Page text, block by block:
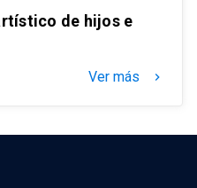
de hijos e
Ver más keyboard_arrow_right